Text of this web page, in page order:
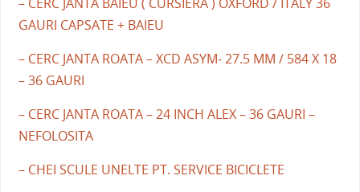
GAURI CAPSATE + BAIEU
– CERC JANTA ROATA – XCD ASYM- 27.5 MM / 584 X 18
– 36 GAURI
– CERC JANTA ROATA – 24 INCH ALEX – 36 GAURI –
NEFOLOSITA
– CHEI SCULE UNELTE PT. SERVICE BICICLETE